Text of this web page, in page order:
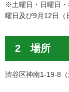
※土曜日・日曜日・
曜日及び9月12日（
2 場所
渋谷区神南1-19-8